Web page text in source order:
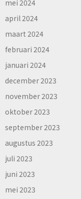
mei 2024
april 2024
maart 2024
februari 2024
januari 2024
december 2023
november 2023
oktober 2023
september 2023
augustus 2023
juli 2023
juni 2023
mei 2023